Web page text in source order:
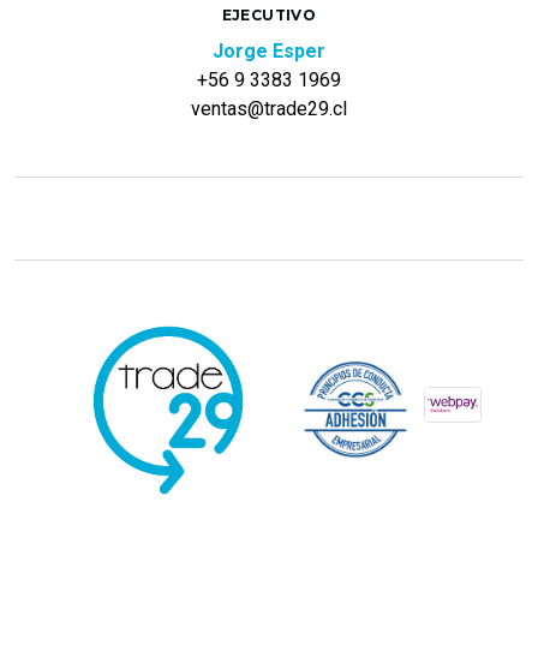
EJECUTIVO
Jorge Esper
+56 9 3383 1969
ventas@trade29.cl